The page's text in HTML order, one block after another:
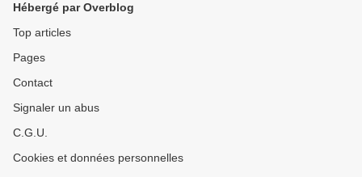
Hébergé par Overblog
Top articles
Pages
Contact
Signaler un abus
C.G.U.
Cookies et données personnelles